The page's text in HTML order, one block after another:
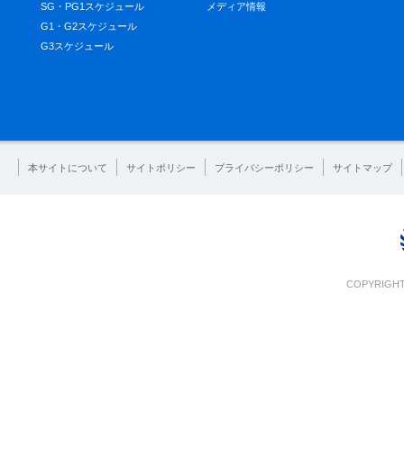
SG・PG1スケジュール
G1・G2スケジュール
G3スケジュール
メディア情報
本サイトについて サイトポリシー プライバシーポリシー サイトマップ